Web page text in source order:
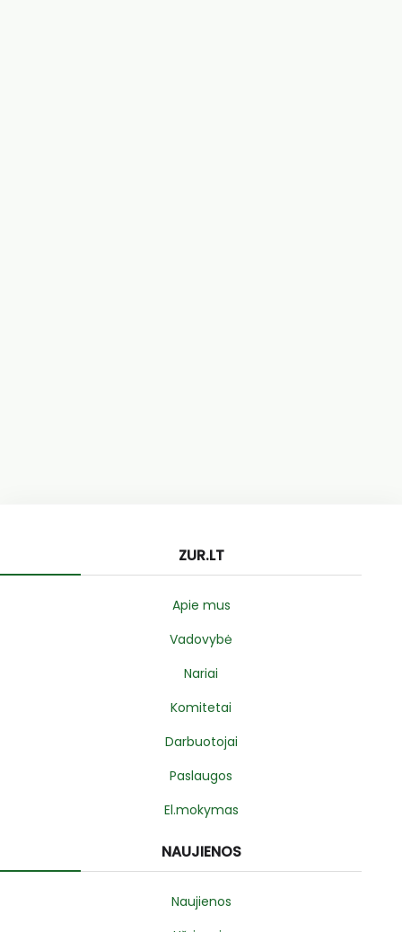
ZUR.LT
Apie mus
Vadovybė
Nariai
Komitetai
Darbuotojai
Paslaugos
El.mokymas
NAUJIENOS
Naujienos